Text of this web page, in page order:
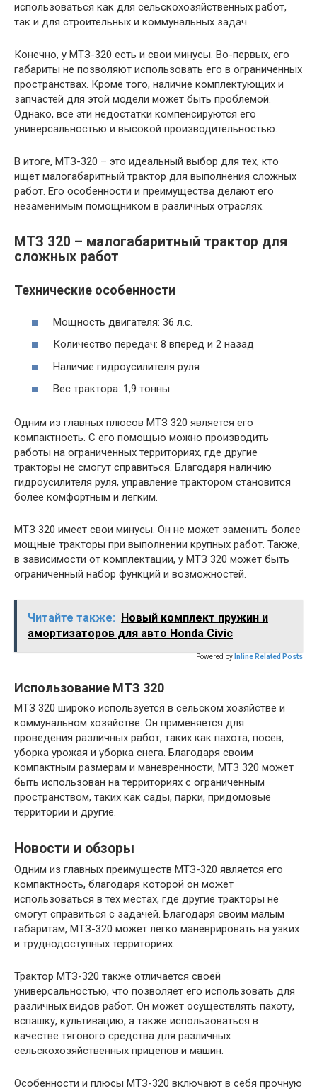
использоваться как для сельскохозяйственных работ,
так и для строительных и коммунальных задач.
Конечно, у МТЗ-320 есть и свои минусы. Во-первых, его
габариты не позволяют использовать его в ограниченных
пространствах. Кроме того, наличие комплектующих и
запчастей для этой модели может быть проблемой.
Однако, все эти недостатки компенсируются его
универсальностью и высокой производительностью.
В итоге, МТЗ-320 – это идеальный выбор для тех, кто
ищет малогабаритный трактор для выполнения сложных
работ. Его особенности и преимущества делают его
незаменимым помощником в различных отраслях.
МТЗ 320 – малогабаритный трактор для
сложных работ
Технические особенности
Мощность двигателя: 36 л.с.
Количество передач: 8 вперед и 2 назад
Наличие гидроусилителя руля
Вес трактора: 1,9 тонны
Одним из главных плюсов МТЗ 320 является его
компактность. С его помощью можно производить
работы на ограниченных территориях, где другие
тракторы не смогут справиться. Благодаря наличию
гидроусилителя руля, управление трактором становится
более комфортным и легким.
МТЗ 320 имеет свои минусы. Он не может заменить более
мощные тракторы при выполнении крупных работ. Также,
в зависимости от комплектации, у МТЗ 320 может быть
ограниченный набор функций и возможностей.
Читайте также:
Новый комплект пружин и
амортизаторов для авто Honda Civic
Powered by Inline Related Posts
Использование МТЗ 320
МТЗ 320 широко используется в сельском хозяйстве и
коммунальном хозяйстве. Он применяется для
проведения различных работ, таких как пахота, посев,
уборка урожая и уборка снега. Благодаря своим
компактным размерам и маневренности, МТЗ 320 может
быть использован на территориях с ограниченным
пространством, таких как сады, парки, придомовые
территории и другие.
Новости и обзоры
Одним из главных преимуществ МТЗ-320 является его
компактность, благодаря которой он может
использоваться в тех местах, где другие тракторы не
смогут справиться с задачей. Благодаря своим малым
габаритам, МТЗ-320 может легко маневрировать на узких
и труднодоступных территориях.
Трактор МТЗ-320 также отличается своей
универсальностью, что позволяет его использовать для
различных видов работ. Он может осуществлять пахоту,
вспашку, культивацию, а также использоваться в
качестве тягового средства для различных
сельскохозяйственных прицепов и машин.
Особенности и плюсы МТЗ-320 включают в себя прочную